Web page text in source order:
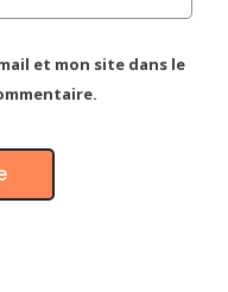
et mon site dans le